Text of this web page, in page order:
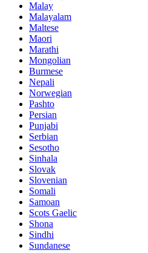
Malay
Malayalam
Maltese
Maori
Marathi
Mongolian
Burmese
Nepali
Norwegian
Pashto
Persian
Punjabi
Serbian
Sesotho
Sinhala
Slovak
Slovenian
Somali
Samoan
Scots Gaelic
Shona
Sindhi
Sundanese